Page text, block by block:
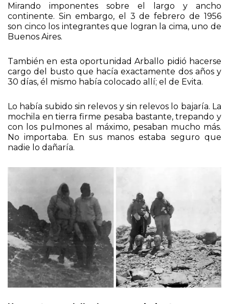
Mirando imponentes sobre el largo y ancho
continente. Sin embargo, el 3 de febrero de 1956
son cinco los integrantes que logran la cima, uno de
También en esta oportunidad Arballo pidió hacerse
cargo del busto que hacía exactamente dos años y
Lo había subido sin relevos y sin relevos lo bajaría. La
mochila en tierra firme pesaba bastante, trepando y
con los pulmones al máximo, pesaban mucho más.
No importaba. En sus manos estaba seguro que